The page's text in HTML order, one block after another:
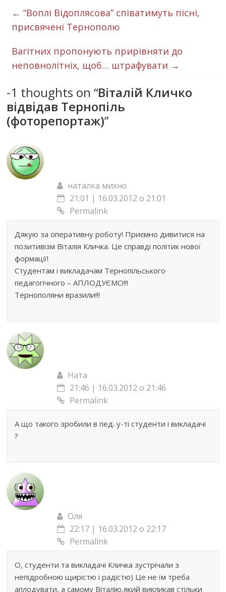
← “Воплі Відоплясова” співатимуть пісні,
присвячені Тернополю
Вагітних пропонують прирівняти до
неповнолітніх, щоб… штрафувати →
-1 thoughts on “Віталій Кличко
відвідав Тернопіль
(фоторепортаж)”
наталка михно
21:01 | 16.03.2012 о 21:01
Permalink
Дякую за оперативну роботу! Приємно дивитися на
позитивізм Віталія Кличка. Це справді політик нової
формації!
Студентам і викладачам Тернопільського
педагогічного – АПЛОДУЄМО!!!
Тернополяни вразили!!!
Ната
21:46 | 16.03.2012 о 21:46
Permalink
А що такого зробили в пед. у-ті студенти і викладачі
?
Оля
22:17 | 16.03.2012 о 22:17
Permalink
О, студенти та викладачі Кличка зустрічали з
непідробною щирістю і радістю) Це не їм треба
аплодувати, а самому Віталію,який викликав стільки